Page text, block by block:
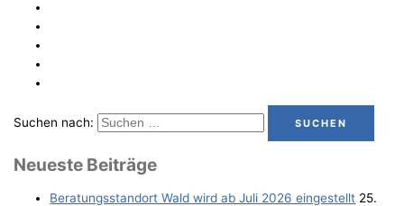
Suchen nach:
Neu­es­te Beiträge
Bera­tungs­stand­ort Wald wird ab Juli 2026 eingestellt 25.